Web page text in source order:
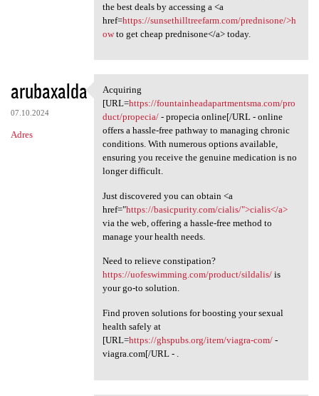
the best deals by accessing a <a
href=https://sunsethilltreefarm.com/prednisone/>h
owto get cheap prednisone</a> today.
arubaxalda
07.10.2024
Adres
Acquiring [URL=https:/
Acquiring
[URL=https://fountainheadapartmentsma.com/pro
duct/propecia/- propecia online[/URL - online
offers a hassle-free pathway to managing chronic
conditions. With numerous options available,
ensuring you receive the genuine medication is no
longer difficult.
Just discovered you can obtain <a
href="https://basicpurity.com/cialis/">cialis</a>
via the web, offering a hassle-free method to
manage your health needs.
Need to relieve constipation?
https://uofeswimming.com/product/sildalis/is
your go-to solution.
Find proven solutions for boosting your sexual
health safely at
[URL=https://ghspubs.org/item/viagra-com/-
viagra.com[/URL - .